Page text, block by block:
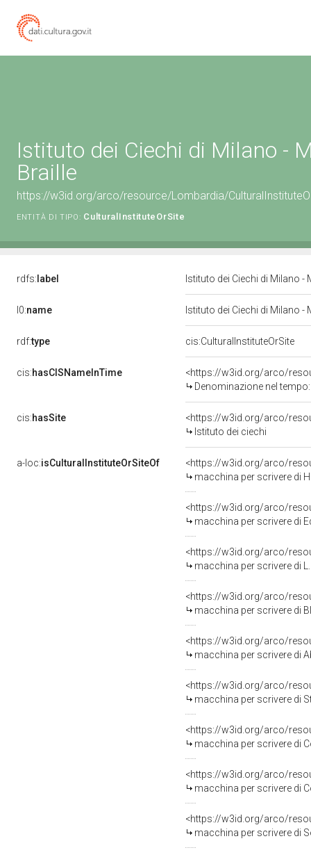
Istituto dei Ciechi di Milano -
Braille
https://w3id.org/arco/resource/Lombardia/
ENTITÀ DI TIPO: CulturalInstituteOrSite
rdfs: label Istituto dei Ciechi di Milano
l0:name Istituto dei Ciechi di Milano
rdf:type cis:CulturalInstituteOrSite
cis:hasCISNameInTime
Denominazione nel
cis:hasSite
<https://w3id.org/arco/
Istituto dei ciechi
a-loc:isCulturalInstituteOrSiteOf
<https://w3id.org/arco/
macchina per scrivere di
<https://w3id.org/arco/
macchina per scrivere di
<https://w3id.org/arco/
macchina per scrivere di
<https://w3id.org/arco/
macchina per scrivere di
<https://w3id.org/arco/
macchina per scrivere di
<https://w3id.org/arco/
macchina per scrivere di
<https://w3id.org/arco/
macchina per scrivere di
<https://w3id.org/arco/
macchina per scrivere di
<https://w3id.org/arco/
macchina per scrivere di